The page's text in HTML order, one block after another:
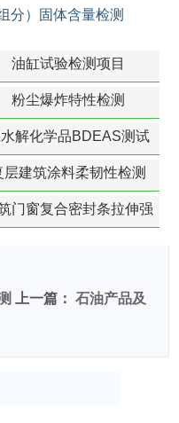
分）固体含量检测
油缸试验检测项目
粉尘爆炸特性检测
解化学品BDEAS测试
层建筑涂料柔韧性检测
门窗复合密封条拉伸强
上一篇： 石油产品及